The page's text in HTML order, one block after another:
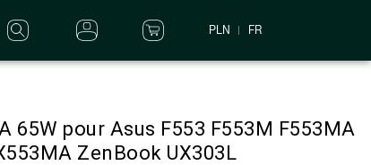
PLN FR
65W pour Asus F553 F553M F553MA
ZenBook UX303L